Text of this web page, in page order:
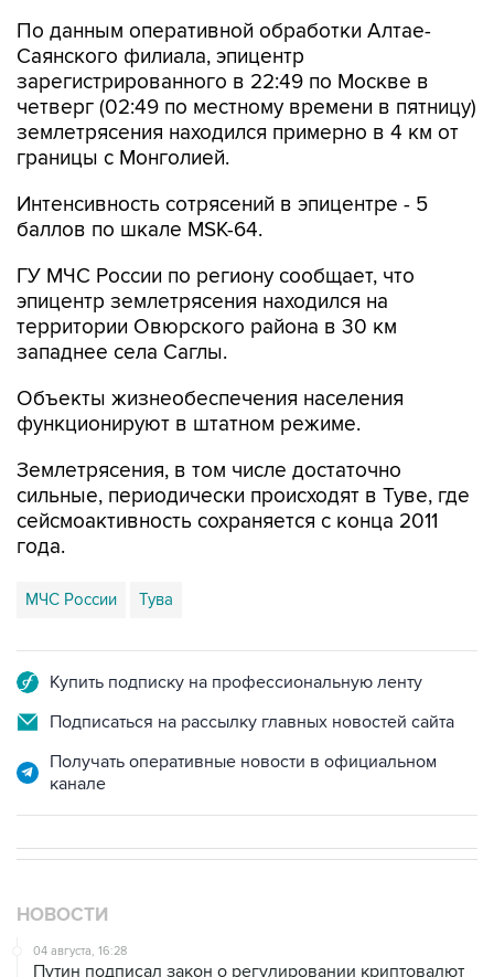
По данным оперативной обработки Алтае-
Саянского филиала, эпицентр
зарегистрированного в 22:49 по Москве в
четверг (02:49 по местному времени в пятницу)
землетрясения находился примерно в 4 км от
границы с Монголией.
Интенсивность сотрясений в эпицентре - 5
баллов по шкале MSK-64.
ГУ МЧС России по региону сообщает, что
эпицентр землетрясения находился на
территории Овюрского района в 30 км
западнее села Саглы.
Объекты жизнеобеспечения населения
функционируют в штатном режиме.
Землетрясения, в том числе достаточно
сильные, периодически происходят в Туве, где
сейсмоактивность сохраняется с конца 2011
года.
МЧС России Тува
Купить подписку на профессиональную ленту
Подписаться на рассылку главных новостей сайта
Получать оперативные новости в официальном
канале
НОВОСТИ
04 августа, 16:28
Путин подписал закон о регулировании криптовалют